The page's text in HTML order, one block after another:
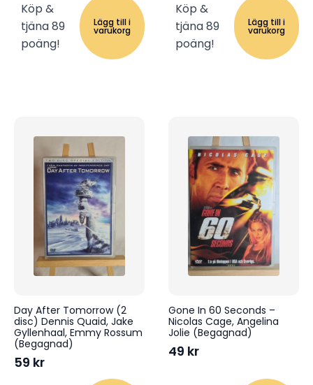
Köp &
tjäna 89
poäng!
Lägg till i
varukorg
Köp &
tjäna 89
poäng!
Lägg till i
varukorg
Day After Tomorrow (2
disc) Dennis Quaid, Jake
Gyllenhaal, Emmy Rossum
(Begagnad)
59 kr
Gone In 60 Seconds –
Nicolas Cage, Angelina
Jolie (Begagnad)
49 kr